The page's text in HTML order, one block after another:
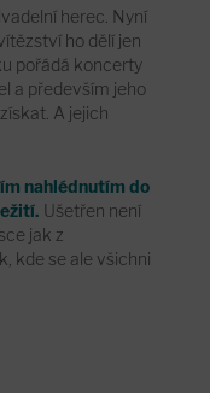
herec. Nyní
ho dělí jen
pořádá koncerty
a především jeho
A jejich
nahlédnutím do
Ušetřen není
jak z
kde se ale všichni